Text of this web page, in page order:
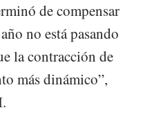
de compensar
no está pasando
la contracción de
más dinámico”,